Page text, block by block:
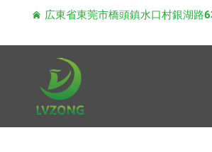
広東省東莞市橋頭鎮水口村銀湖路